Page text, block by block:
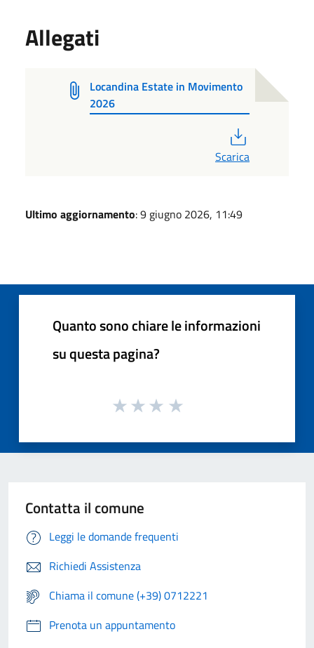
Allegati
Locandina Estate in Movimento
2026
Scarica
Ultimo aggiornamento: 9 giugno 2026, 11:49
Quanto sono chiare le informazioni
su questa pagina?
Contatta il comune
Leggi le domande frequenti
Richiedi Assistenza
Chiama il comune (+39) 0712221
Prenota un appuntamento